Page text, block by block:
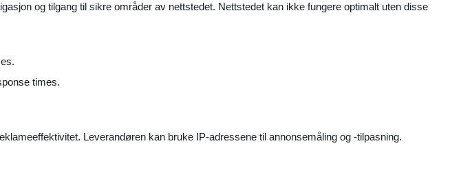
og tilgang til sikre områder av nettstedet. Nettstedet kan ikke fungere optimalt uten disse
times.
Leverandøren kan bruke IP-adressene til annonsemåling og -tilpasning.